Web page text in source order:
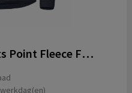
Cutter & Buck Hunts Point Fleece Full Zip Heren